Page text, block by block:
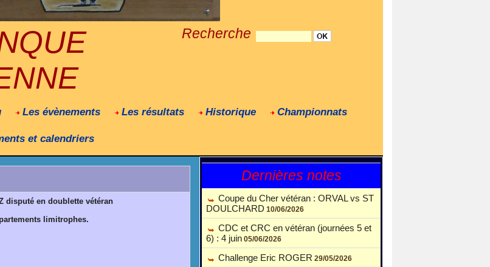
Recherche
Les évènements Les résultats Historique Championnats
et calendriers
disputé en doublette vétéran
limitrophes.
Dernières notes
Coupe du Cher vétéran : ORVAL vs ST
DOULCHARD 10/06/2026
CDC et CRC en vétéran (journées 5 et
6) : 4 juin 05/06/2026
Challenge Eric ROGER 29/05/2026